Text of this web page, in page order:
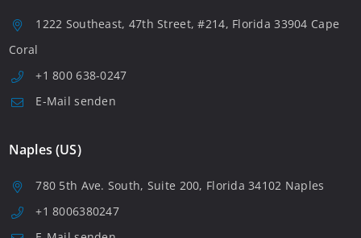
1222 Southeast, 47th Street, #214, Florida 33904 Cape
Coral
+1 800 638-0247
E-Mail senden
Naples (US)
780 5th Ave. South, Suite 200, Florida 34102 Naples
+1 8006380247